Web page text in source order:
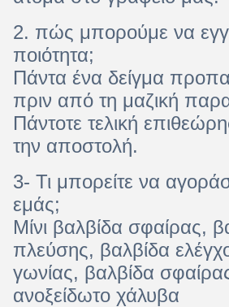
2. πώς μπορούμε να
ποιότητα;
Πάντα ένα δείγμα
πριν από τη μαζική
Πάντοτε τελική
την αποστολή.
3- Τι μπορείτε να
εμάς;
Μίνι βαλβίδα σφαίρας,
πλεύσης, βαλβίδα
γωνίας, βαλβίδα
ανοξείδωτο χάλυβα